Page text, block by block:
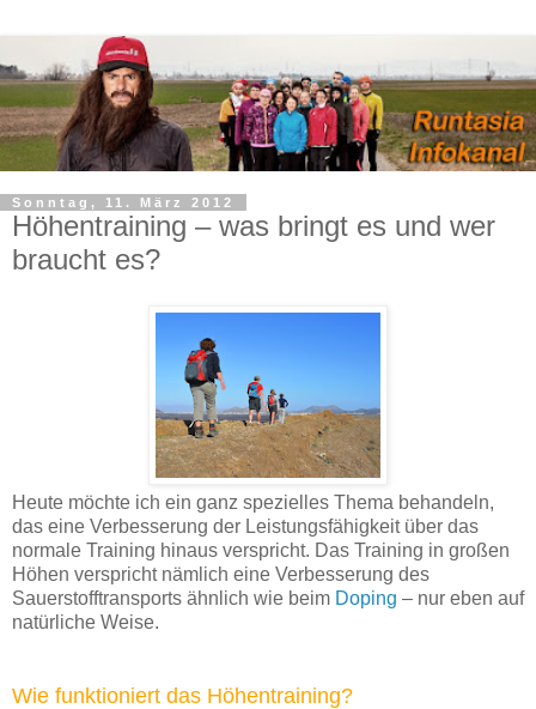
Sonntag, 11. März 2012
Höhentraining – was bringt es und wer
braucht es?
Heute möchte ich ein ganz spezielles Thema behandeln,
das eine Verbesserung der Leistungsfähigkeit über das
normale Training hinaus verspricht. Das Training in großen
Höhen verspricht nämlich eine Verbesserung des
Sauerstofftransports ähnlich wie beim Doping – nur eben auf
natürliche Weise.
Wie funktioniert das Höhentraining?